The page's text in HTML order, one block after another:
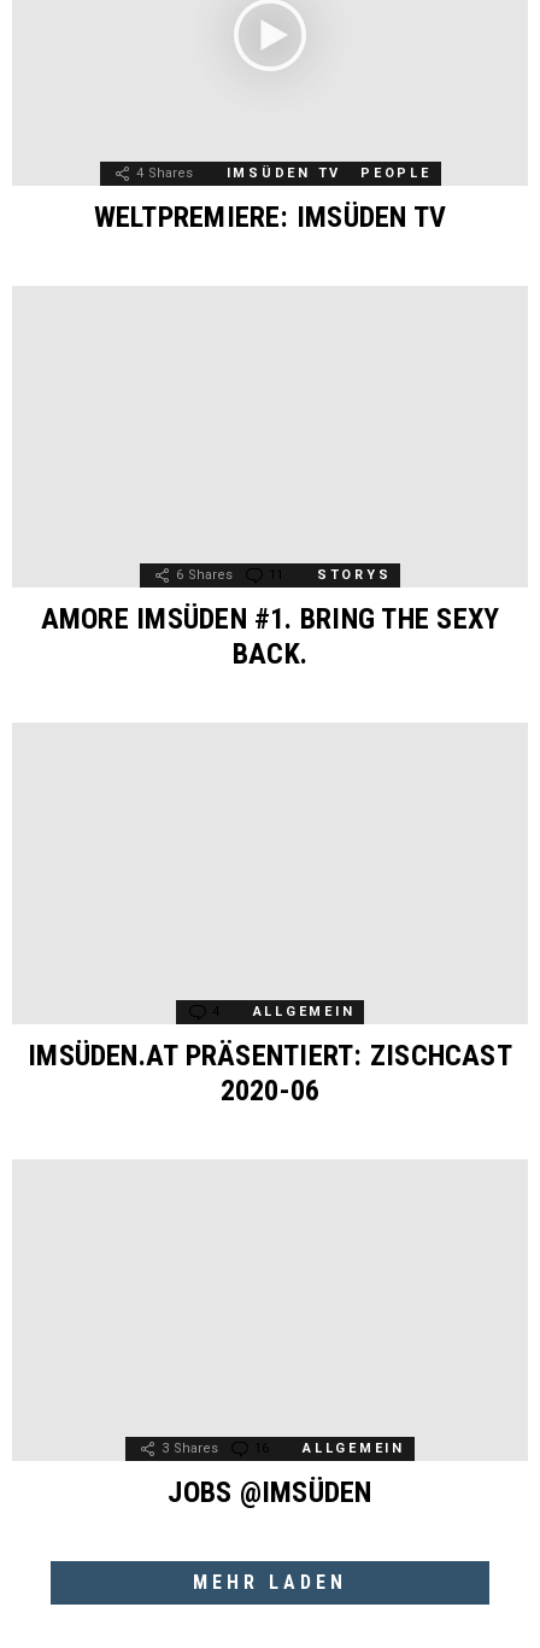
4 Shares IMSÜDEN TV PEOPLE
WELTPREMIERE: IMSÜDEN TV
6 Shares 11 Comments
STORYS
AMORE IMSÜDEN #1. BRING THE SEXY
BACK.
4 Comments
ALLGEMEIN
IMSÜDEN.AT PRÄSENTIERT: ZISCHCAST
2020-06
3 Shares 16 Comments
ALLGEMEIN
JOBS @IMSÜDEN
MEHR LADEN